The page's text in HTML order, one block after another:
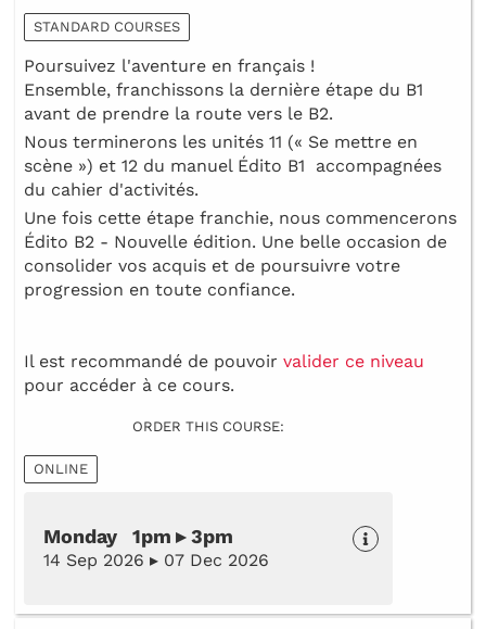
STANDARD COURSES
Poursuivez l'aventure en français !
Ensemble, franchissons la dernière étape du B1
avant de prendre la route vers le B2.
Nous terminerons les unités 11 (« Se mettre en
scène ») et 12 du manuel Édito B1 accompagnées
du cahier d'activités.
Une fois cette étape franchie, nous commencerons
Édito B2 - Nouvelle édition. Une belle occasion de
consolider vos acquis et de poursuivre votre
progression en toute confiance.
Il est recommandé de pouvoir valider ce niveau
pour accéder à ce cours.
ORDER THIS COURSE:
ONLINE
Monday 1pm ▸ 3pm
14 Sep 2026 ▸ 07 Dec 2026